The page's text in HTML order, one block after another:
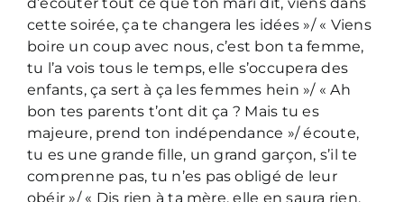
cette soirée, ça te changera les idées »/ « Viens
boire un coup avec nous, c’est bon ta femme,
tu l’a vois tous le temps, elle s’occupera des
enfants, ça sert à ça les femmes hein »/ « Ah
bon tes parents t’ont dit ça ? Mais tu es
majeure, prend ton indépendance »/ écoute,
tu es une grande fille, un grand garçon, s’il te
comprenne pas, tu n’es pas obligé de leur
obéir »/ « Dis rien à ta mère, elle en saura rien,